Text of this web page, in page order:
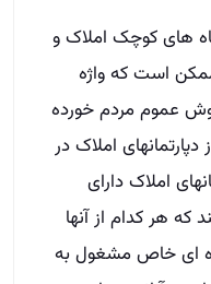
در آژانس ­های
بر عهده دارند،
بدین صورت نیست.
از کارمندان وظایف
در این عرصه،
متخصص هستند.
انحصاری بودن